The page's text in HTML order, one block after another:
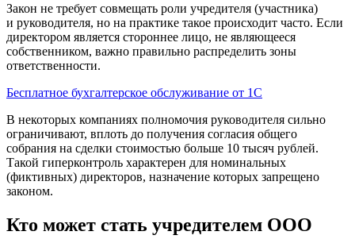
Закон не требует совмещать роли учредителя (участника)
и руководителя, но на практике такое происходит часто. Если
директором является стороннее лицо, не являющееся
собственником, важно правильно распределить зоны
ответственности.
Бесплатное бухгалтерское обслуживание от 1С
В некоторых компаниях полномочия руководителя сильно
ограничивают, вплоть до получения согласия общего
собрания на сделки стоимостью больше 10 тысяч рублей.
Такой гиперконтроль характерен для номинальных
(фиктивных) директоров, назначение которых запрещено
законом.
Кто может стать учредителем ООО